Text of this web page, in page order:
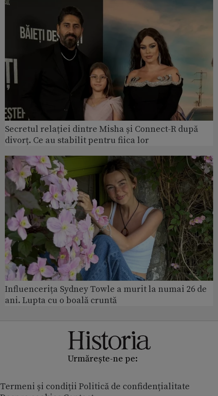
Secretul relației dintre Misha și Connect-R după
divorț. Ce au stabilit pentru fiica lor
Influencerița Sydney Towle a murit la numai 26 de
ani. Lupta cu o boală cruntă
Urmărește-ne pe:
Termeni și condiții Politică de confidențialitate